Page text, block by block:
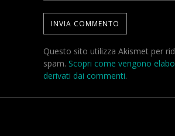
Questo sito utilizza Akismet per
spam. Scopri come vengono
derivati dai commenti.